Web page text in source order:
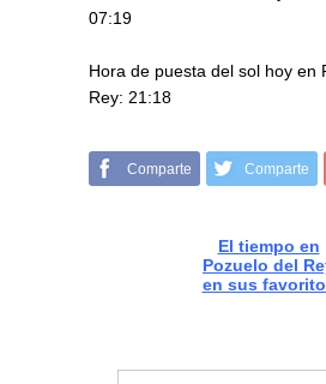
07:19
Hora de puesta del sol hoy en
Rey: 21:18
Comparte Comparte
El tiempo en
Pozuelo del
en sus